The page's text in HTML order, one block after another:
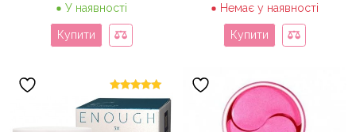
У наявності
Купити
Немає у наявності
Купити
Оцінено в
5.00з 5